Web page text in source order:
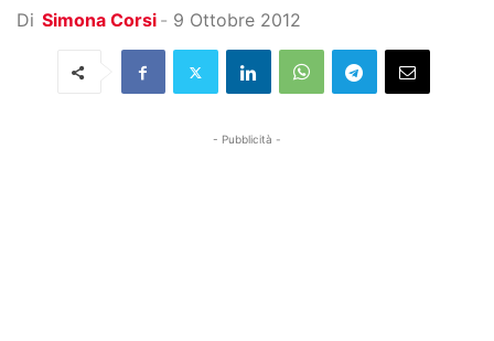
Di Simona Corsi - 9 Ottobre 2012
- Pubblicità -